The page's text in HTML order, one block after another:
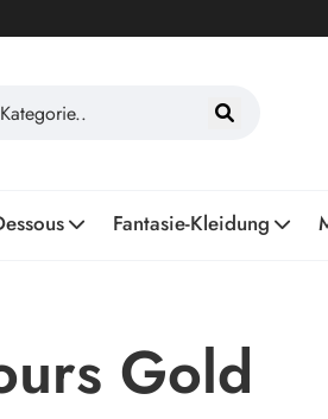
Fantasie-Kleidung
Gold